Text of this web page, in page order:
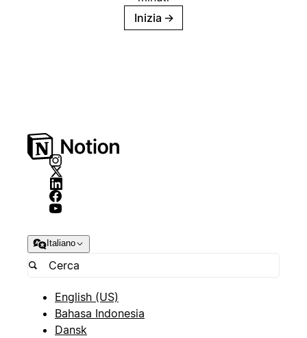
Inizia →
Italiano
English (US)
Bahasa Indonesia
Dansk